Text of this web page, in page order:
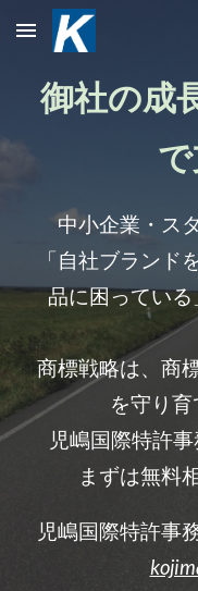
Skip to main content
御社の成
中小企業・ス
「自社ブランド
品に困ってい
商標戦略は、商
を守り
児嶋国際特許
まずは無料
児嶋国際特許